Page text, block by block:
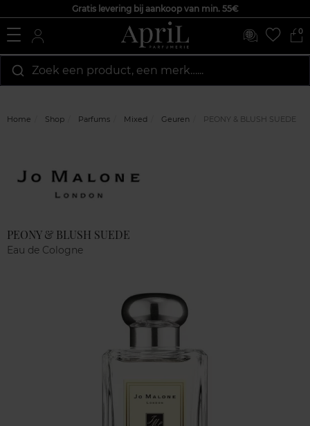
Gratis levering bij aankoop van min. 55€
0
Zoek een product, een merk…...
Home Shop Parfums Mixed Geuren PEONY & BLUSH SUEDE
PEONY & BLUSH SUEDE
Eau de Cologne